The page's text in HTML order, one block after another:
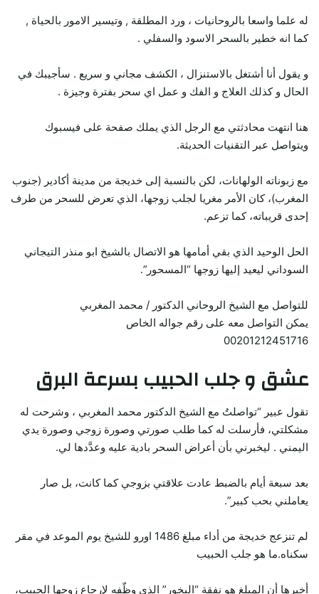
له علما واسعا بالروحانيات ، ورد المطلقة , وتيسير الامور بالحياة ,
كما انه خطير بالسحر الاسود والسفلي .
و يقول أنا أشتغل بالاستنزال ، الكشف مجاني و سريع . سأجيبك في
الحال و كذلك العلاج و الفك و عمل اي سحر بفترة وجيزة .
هنا انتهت محادثتي مع الرجل الذي يملك صفحة على فيسبوك
ويتواصل عبر التقنيات الحديثة.
مع زبوناته الولهانات، لكن بالنسبة إلى خديجة من مدينة أكادير (جنوب
المغرب)، كان الأمر مغريا لجلب زوجها، الذي تعرض للسحر من طرف
إحدى قريباته، كما تزعم.
الحل الوحيد الذي بقي أمامها هو الاتصال بالشيخ ابو منذر التيجاني
السوداني ليعيد إليها زوجها “المسحور”.
للتواصل مع الشيخ الروحاني الدكتور / محمد المغربي
يمكن التواصل معه على رقم جواله الخاص
00201212451716
عشق و جلب الحبيب بسرعة البرق
تقول عبير “تواصلتُ مع الشيخ الدكتور محمد المغربي ، وشرحت له
مشكلتي، فأرسلت له كما طلب صورتي وصورة زوجي وصورة يدي
اليمني . ليخبرني بأن أعراض السحر بادية عليه وعدَّدها لي.
بعد سبعة أيام بالضبط عادت علاقتي بزوجي كما كانت، بل صار
يعاملني بحب كبير”.
لم تنزعج خديجة من أداء مبلغ 1486 اورو للشيخ يوم الموعد في مقر
سكناه.ما هو جلب الحبيب
أخبرها أن المبلغ هو نفقة “البخور” الذي وظّفه لإرجاع زوجها الحبيب،